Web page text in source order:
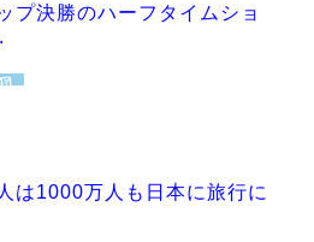
プ決勝のハーフタイムショ
互RSS
は1000万人も日本に旅行に